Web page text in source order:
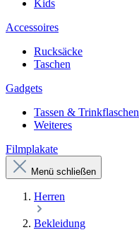
Kids
Accessoires
Rucksäcke
Taschen
Gadgets
Tassen & Trinkflaschen
Weiteres
Filmplakate
Menü schließen
Herren
Bekleidung